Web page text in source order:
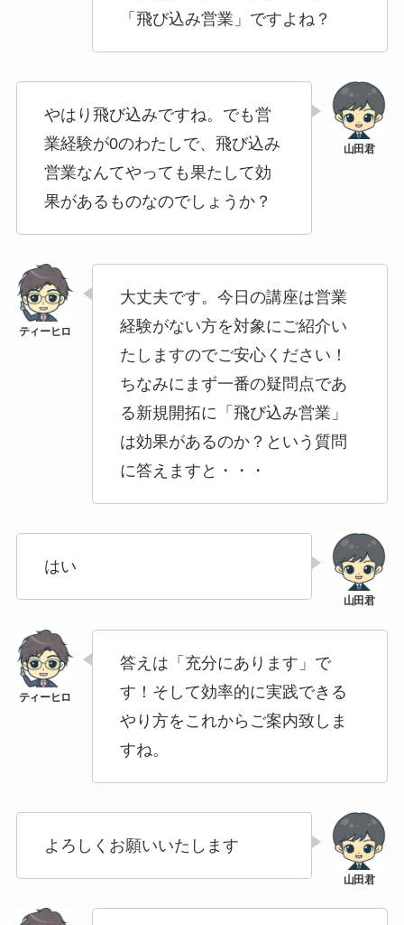
「飛び込み営業」ですよね？
やはり飛び込みですね。でも営
業経験が0のわたしで、飛び込み
営業なんてやっても果たして効
果があるものなのでしょうか？
大丈夫です。今日の講座は営業
経験がない方を対象にご紹介い
たしますのでご安心ください！
ちなみにまず一番の疑問点であ
る新規開拓に「飛び込み営業」
は効果があるのか？という質問
に答えますと・・・
はい
答えは「充分にあります」で
す！そして効率的に実践できる
やり方をこれからご案内致しま
すね。
よろしくお願いいたします